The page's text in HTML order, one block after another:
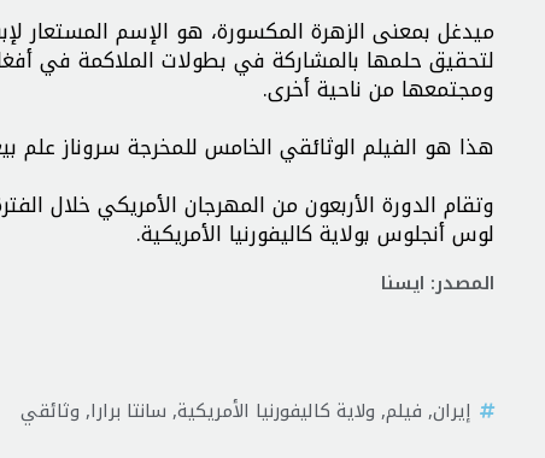
میدغل بمعنی الزهرة المكسورة، هو الإسم المستعار
لتحقيق حلمها بالمشاركة في بطولات الملاكمة في
ومجتمعها من ناحية أخرى.
هذا هو الفيلم الوثائقي الخامس للمخرجة سروناز علم
لوس أنجلوس بولایة کالیفورنیا الأمریکیة.
المصدر: ايسنا
إيران, فيلم, ولایة کالیفورنیا الأمریکیة, سانتا برارا, وثائقي